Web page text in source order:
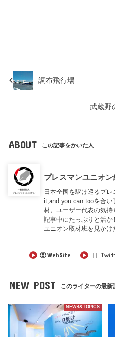
調布飛行場
武蔵野
ABOUT この記事をかいた人
プレスマンユニオ
日本全国を駆け巡るプ
it,and you can tooを合い
材。ユーザー代表の気持
記事中にたっぷりと活
ユニオン取材班を見かけ
WebSite
NEW POST このライターの最新
NEWS&TOPICS